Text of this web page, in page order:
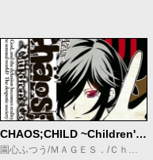
CHAOS;CHILD ~Children's Collapse~
園心ふつう/ＭＡＧＥＳ．/Ｃｈｉｙｏｓｔ．ｉｎｃ/梅原英司×ＭＡＧＥＳ．